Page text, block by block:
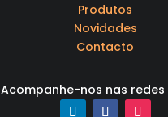
Produtos
Novidades
Contacto
Acompanhe-nos nas redes